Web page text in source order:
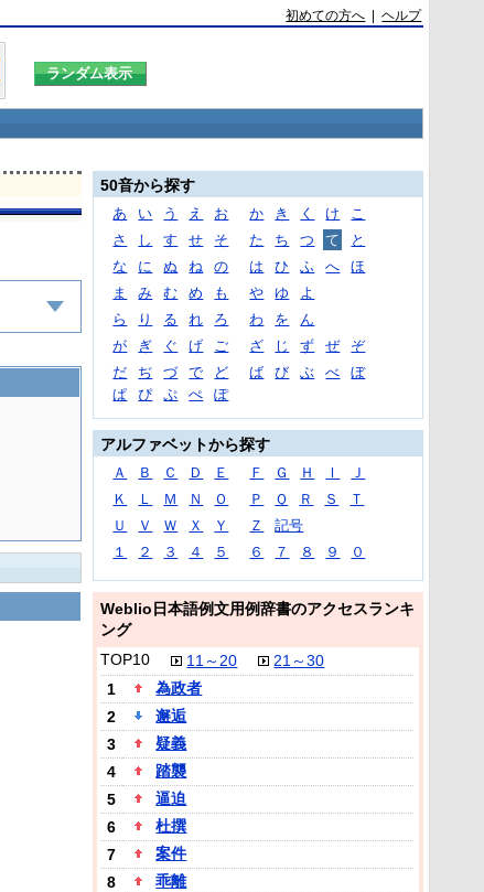
初めての方へ |ヘルプ
50音から探す
あ い う え お か き く け
こ
さ
し す せ そ た ち つ て
と
な
に ぬ ね の は ひ ふ へ
ほ
ま
み む め も や ゆ
よ
ら
り る れ ろ わ を
ん
が
ぎ ぐ げ ご ざ じ ず ぜ
ぞ
だ
ぢ づ で ど ば び ぶ べ
ぼ
ぱ
ぴ ぷ ぺ ぽ
アルファベットから探す
Ａ Ｂ Ｃ Ｄ Ｅ Ｆ Ｇ Ｈ Ｉ
Ｊ
Ｋ
Ｌ Ｍ Ｎ Ｏ Ｐ Ｑ Ｒ Ｓ
Ｔ
Ｕ
Ｖ Ｗ Ｘ Ｙ Ｚ
記号
１
２ ３ ４ ５ ６ ７ ８ ９ ０
Weblio日本語例文用例辞書のアクセスランキ
ング
TOP10
11～20
21～30
1
為政者
2
邂逅
3
疑義
4
踏襲
5
逼迫
6
杜撰
7
案件
8
乖離